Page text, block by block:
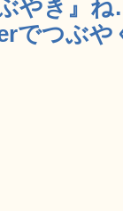
ぶやき』
でつぶや